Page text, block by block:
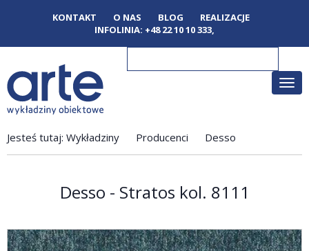
KONTAKT O NAS BLOG
REALIZACJE
INFOLINIA: +48 22 10 10 333,
Jesteś tutaj: Wykładziny Producenci Desso
Desso - Stratos kol. 8111